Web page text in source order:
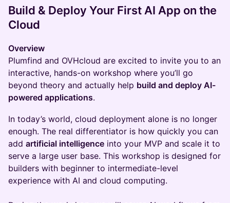
Build & Deploy Your First AI App on the
Cloud
Overview
Plumfind and OVHcloud are excited to invite you to an
interactive, hands-on workshop where you’ll go
beyond theory and actually help build and deploy AI-
powered applications.
In today’s world, cloud deployment alone is no longer
enough. The real differentiator is how quickly you can
add artificial intelligence into your MVP and scale it to
serve a large user base. This workshop is designed for
builders with beginner to intermediate-level
experience with AI and cloud computing.